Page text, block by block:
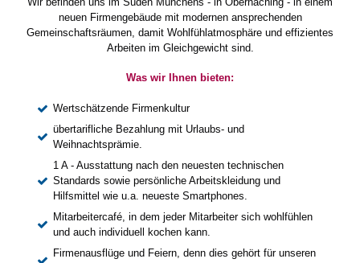
neuen Firmengebäude mit modernen ansprechenden
Gemeinschaftsräumen, damit Wohlfühlatmosphäre und effizientes
Arbeiten im Gleichgewicht sind.
Was wir Ihnen bieten:
Wertschätzende Firmenkultur
übertarifliche Bezahlung mit Urlaubs- und
Weihnachtsprämie.
1 A - Ausstattung nach den neuesten technischen
Standards sowie persönliche Arbeitskleidung und
Hilfsmittel wie u.a. neueste Smartphones.
Mitarbeitercafé, in dem jeder Mitarbeiter sich wohlfühlen
und auch individuell kochen kann.
Firmenausflüge und Feiern, denn dies gehört für unseren